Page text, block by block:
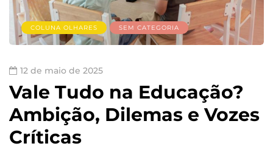
COLUNA OLHARES SEM CATEGORIA
12 de maio de 2025
Vale Tudo na Educação?
Ambição, Dilemas e Vozes
Críticas